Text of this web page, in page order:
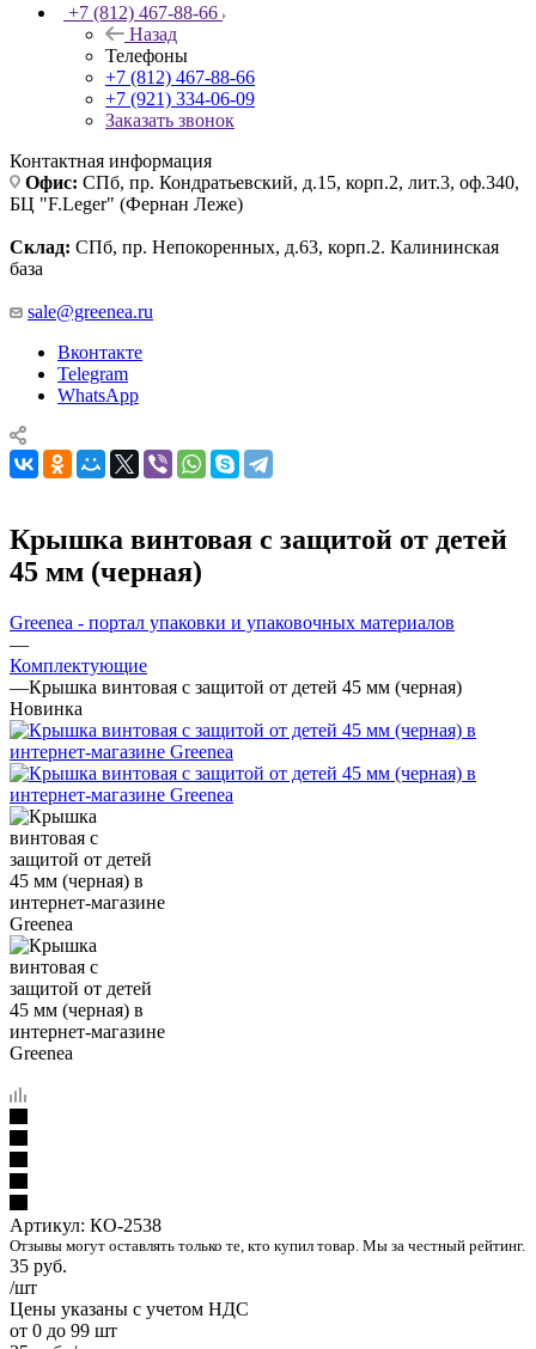
+7 (812) 467-88-66
Назад
Телефоны
+7 (812) 467-88-66
+7 (921) 334-06-09
Заказать звонок
Контактная информация
Офис: СПб, пр. Кондратьевский, д.15, корп.2, лит.3, оф.340,
БЦ "F.Leger" (Фернан Леже)
Склад: СПб, пр. Непокоренных, д.63, корп.2. Калининская
база
sale@greenea.ru
Вконтакте
Telegram
WhatsApp
Крышка винтовая с защитой от детей
45 мм (черная)
Greenea - портал упаковки и упаковочных материалов
—
Комплектующие
—Крышка винтовая с защитой от детей 45 мм (черная)
Новинка
Артикул: КО-2538
Отзывы могут оставлять только те, кто купил товар. Мы за честный рейтинг.
35 руб.
/шт
Цены указаны с учетом НДС
от 0 до 99 шт